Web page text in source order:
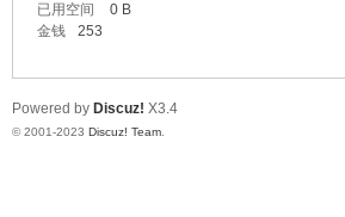
已用空间
0 B
金钱
253
Powered by Discuz! X3.4
© 2001-2023 Discuz! Team